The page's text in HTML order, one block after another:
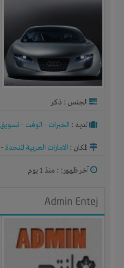
الجنس : ذكر
لديـه : الخبرات - الوقت - تسويق
المكان : الامارات العربية المتحدة -
آخر ظهور: : منذ 1 يوم
Admin Entej